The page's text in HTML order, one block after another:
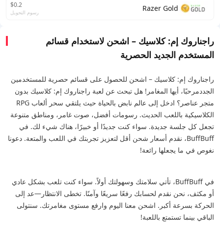
Razer Gold
$0.2
رسوم التحويل
راجناروك إم: كلاسيك – اشحن لاستخدام قسائم
المستخدم الجديد الحصرية
راجناروك إم: كلاسيك – اشحن للحصول على قسائم حصرية للمستخدمين
الجددمرحبًا، أيها المغامر! هل تبحث عن لعبة راجناروك إم: كلاسيك بدون
متجر عناصر؟ ادخل إلى عالم نابض بالحياة حيث يلتقي سحر ألعاب RPG
الكلاسيكية باللعب الحديث. رسومات أفضل، صوت غامر، ومناطق متنوعة
تجعل كل جلسة جديدة. سواء كنت جديدًا أو خبيرًا، هناك شيء لك. في
BuffBuff، نقدم أسعار شحن أقل لتعزيز تجربتك في اللعب والمتعة. دعونا
نغوص في ما يجعلها رائعة!
في BuffBuff، تأتي سلامتك وسهولتك أولاً. سواء كنت تلعب بشكل عادي
أو مكثف، نحن نقدم لحسابك رفعًا سريعًا وآمنًا. تخطى الانتظار—عد إلى
الحركة بسرعة أكبر. اشحن معنا اليوم وارفع مستوى مغامرتك. سنتولى
الباقي بينما تستمتع باللعبة!